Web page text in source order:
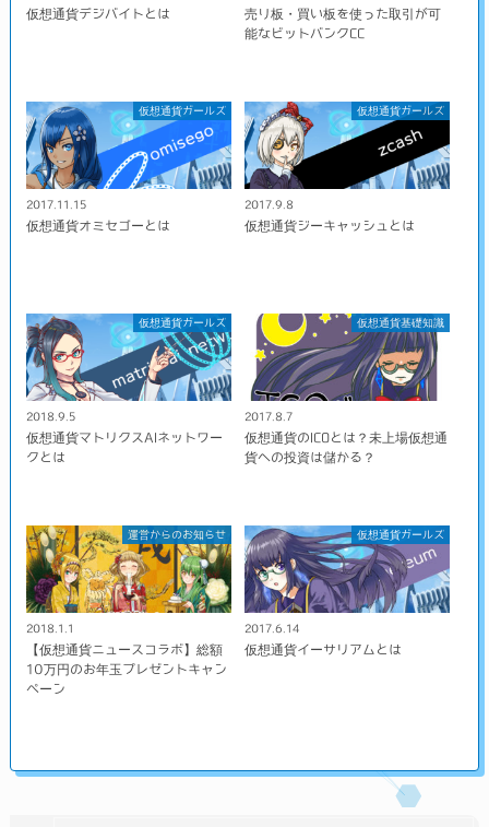
仮想通貨デジバイトとは
売り板・買い板を使った取引が可
能なビットバンクCC
仮想通貨ガールズ
2017.11.15
仮想通貨オミセゴーとは
仮想通貨ガールズ
2017.9.8
仮想通貨ジーキャッシュとは
仮想通貨ガールズ
2018.9.5
仮想通貨マトリクスAIネットワー
クとは
仮想通貨基礎知識
2017.8.7
仮想通貨のICOとは？未上場仮想通
貨への投資は儲かる？
運営からのお知らせ
2018.1.1
【仮想通貨ニュースコラボ】総額
10万円のお年玉プレゼントキャン
ペーン
仮想通貨ガールズ
2017.6.14
仮想通貨イーサリアムとは